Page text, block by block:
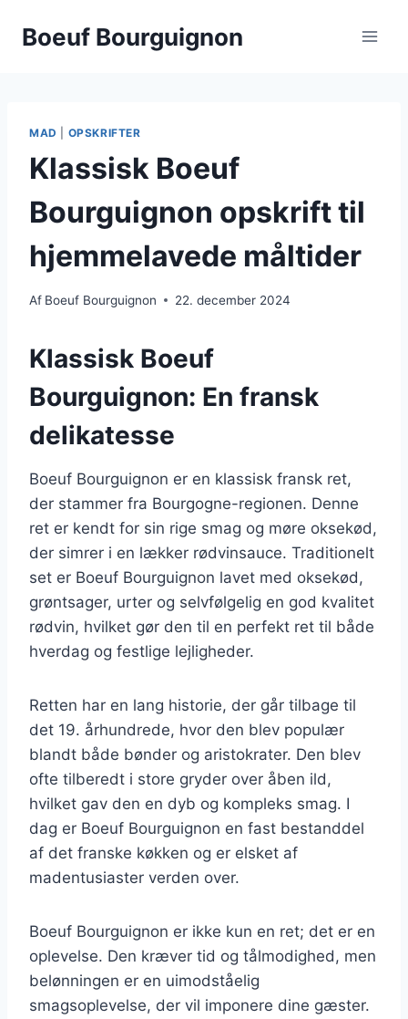
Boeuf Bourguignon
MAD OPSKRIFTER
Klassisk Boeuf
Bourguignon opskrift til
hjemmelavede måltider
Af Boeuf Bourguignon 22. december 2024
Klassisk Boeuf
Bourguignon: En fransk
delikatesse
Boeuf Bourguignon er en klassisk fransk ret,
der stammer fra Bourgogne-regionen. Denne
ret er kendt for sin rige smag og møre oksekød,
der simrer i en lækker rødvinsauce. Traditionelt
set er Boeuf Bourguignon lavet med oksekød,
grøntsager, urter og selvfølgelig en god kvalitet
rødvin, hvilket gør den til en perfekt ret til både
hverdag og festlige lejligheder.
Retten har en lang historie, der går tilbage til
det 19. århundrede, hvor den blev populær
blandt både bønder og aristokrater. Den blev
ofte tilberedt i store gryder over åben ild,
hvilket gav den en dyb og kompleks smag. I
dag er Boeuf Bourguignon en fast bestanddel
af det franske køkken og er elsket af
madentusiaster verden over.
Boeuf Bourguignon er ikke kun en ret; det er en
oplevelse. Den kræver tid og tålmodighed, men
belønningen er en uimodståelig
smagsoplevelse, der vil imponere dine gæster.